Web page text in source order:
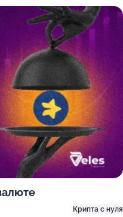
Крипта с нуля